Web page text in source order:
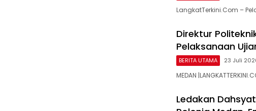
LangkatTerkini.Com –
Direktur
Pelaksanaan
BERITA UTAMA 23 Juli
MEDAN
Ledakan